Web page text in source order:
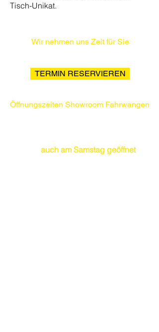
Tisch-Unikat.
Wir nehmen uns Zeit für Sie
TERMIN RESERVIEREN
Öffnungszeiten Showroom Fahrwangen
auch am Samstag geöffnet